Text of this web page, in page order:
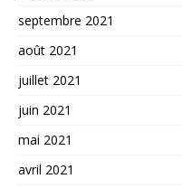
septembre 2021
août 2021
juillet 2021
juin 2021
mai 2021
avril 2021